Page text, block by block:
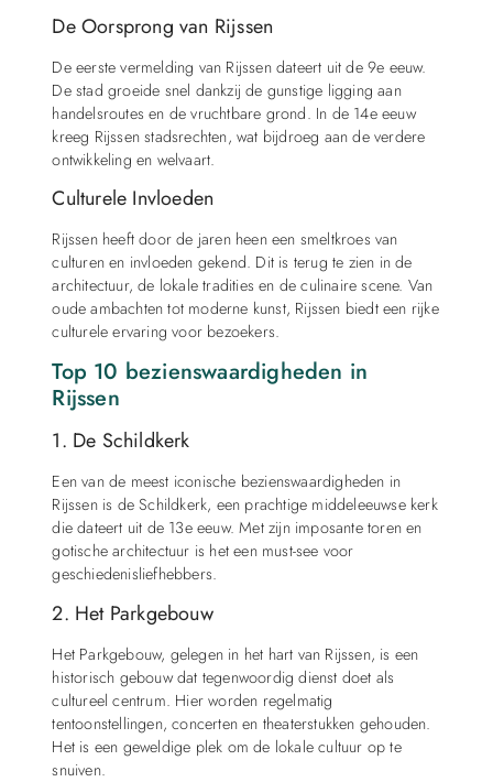
De Oorsprong van Rijssen
De eerste vermelding van Rijssen dateert uit de 9e eeuw.
De stad groeide snel dankzij de gunstige ligging aan
handelsroutes en de vruchtbare grond. In de 14e eeuw
kreeg Rijssen stadsrechten, wat bijdroeg aan de verdere
ontwikkeling en welvaart.
Culturele Invloeden
Rijssen heeft door de jaren heen een smeltkroes van
culturen en invloeden gekend. Dit is terug te zien in de
architectuur, de lokale tradities en de culinaire scene. Van
oude ambachten tot moderne kunst, Rijssen biedt een rijke
culturele ervaring voor bezoekers.
Top 10 bezienswaardigheden in
Rijssen
1. De Schildkerk
Een van de meest iconische bezienswaardigheden in
Rijssen is de Schildkerk, een prachtige middeleeuwse kerk
die dateert uit de 13e eeuw. Met zijn imposante toren en
gotische architectuur is het een must-see voor
geschiedenisliefhebbers.
2. Het Parkgebouw
Het Parkgebouw, gelegen in het hart van Rijssen, is een
historisch gebouw dat tegenwoordig dienst doet als
cultureel centrum. Hier worden regelmatig
tentoonstellingen, concerten en theaterstukken gehouden.
Het is een geweldige plek om de lokale cultuur op te
snuiven.